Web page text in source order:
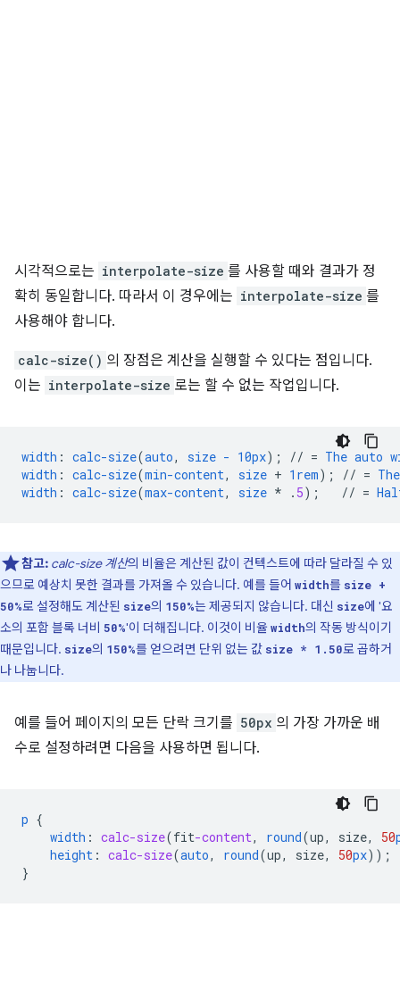
시각적으로는 interpolate-size 를 사용할 때와 결과가 정
확히 동일합니다. 따라서 이 경우에는 interpolate-size 를
사용해야 합니다.
calc-size() 의 장점은 계산을 실행할 수 있다는 점입니다.
이는 interpolate-size 로는 할 수 없는 작업입니다.
width : calc-size(auto, size - 10px); // = The auto
width : calc-size(min-content, size + 1rem); // = The
width : calc-size(max-content, size * . 5); // =
참고: calc-size 계산의 비율은 계산된 값이 컨텍스트에 따라 달라질 수 있
으므로 예상치 못한 결과를 가져올 수 있습니다. 예를 들어 width를 size +
50%로 설정해도 계산된 size의 150%는 제공되지 않습니다. 대신 size에 '요
소의 포함 블록 너비 50%'이 더해집니다. 이것이 비율 width의 작동 방식이기
때문입니다. size의 150%를 얻으려면 단위 없는 값 size * 1.50로 곱하거
나 나눕니다.
예를 들어 페이지의 모든 단락 크기를 50px 의 가장 가까운 배
수로 설정하려면 다음을 사용하면 됩니다.
p {
width : calc-size(fit-content, round(up, size, 50
height : calc-size(auto, round(up, size, 50px));
}